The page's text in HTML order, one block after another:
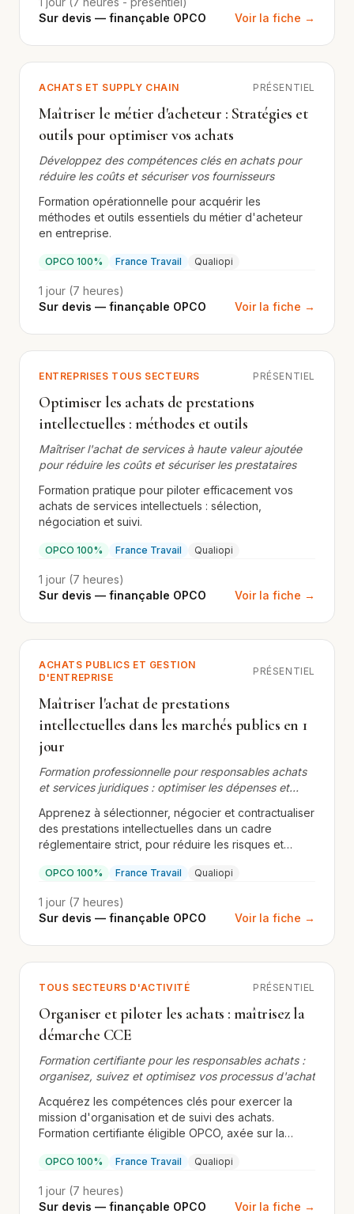
Sur devis — finançable OPCO
Voir la fiche →
ACHATS ET SUPPLY CHAIN PRÉSENTIEL
Maîtriser le métier d'acheteur : Stratégies et
outils pour optimiser vos achats
Développez des compétences clés en achats pour
réduire les coûts et sécuriser vos fournisseurs
Formation opérationnelle pour acquérir les
méthodes et outils essentiels du métier d'acheteur
en entreprise.
OPCO 100% France Travail Qualiopi
1 jour (7 heures)
Sur devis — finançable OPCO
Voir la fiche →
ENTREPRISES TOUS SECTEURS PRÉSENTIEL
Optimiser les achats de prestations
intellectuelles : méthodes et outils
Maîtriser l'achat de services à haute valeur ajoutée
pour réduire les coûts et sécuriser les prestataires
Formation pratique pour piloter efficacement vos
achats de services intellectuels : sélection,
négociation et suivi.
OPCO 100% France Travail Qualiopi
1 jour (7 heures)
Sur devis — finançable OPCO
Voir la fiche →
ACHATS PUBLICS ET GESTION
D'ENTREPRISE
PRÉSENTIEL
Maîtriser l'achat de prestations
intellectuelles dans les marchés publics en 1
jour
Formation professionnelle pour responsables achats
et services juridiques : optimiser les dépenses et
Apprenez à sélectionner, négocier et contractualiser
des prestations intellectuelles dans un cadre
réglementaire strict, pour réduire les risques et
OPCO 100% France Travail Qualiopi
1 jour (7 heures)
Sur devis — finançable OPCO
Voir la fiche →
TOUS SECTEURS D'ACTIVITÉ PRÉSENTIEL
Organiser et piloter les achats : maîtrisez la
démarche CCE
Formation certifiante pour les responsables achats :
organisez, suivez et optimisez vos processus d'achat
Acquérez les compétences clés pour exercer la
mission d'organisation et de suivi des achats.
Formation certifiante éligible OPCO, axée sur la
OPCO 100% France Travail Qualiopi
1 jour (7 heures)
Sur devis — finançable OPCO
Voir la fiche →